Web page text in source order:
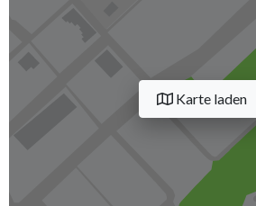
Karte laden